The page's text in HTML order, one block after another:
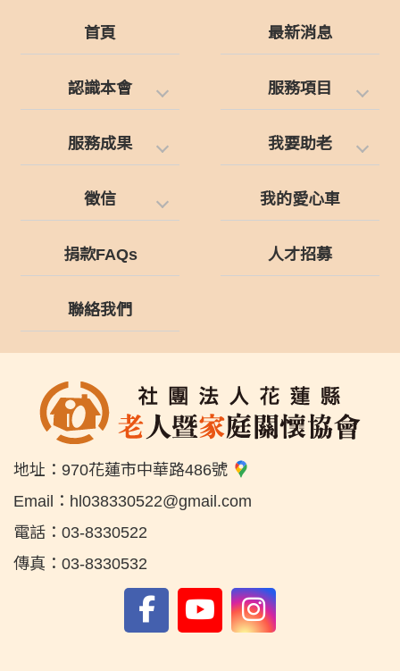
首頁 最新消息
認識本會 服務項目
服務成果 我要助老
徵信 我的愛心車
捐款FAQs 人才招募
聯絡我們
地址： 970花蓮市中華路486號
Email： hl038330522@gmail.com
電話： 03-8330522
傳真： 03-8330532